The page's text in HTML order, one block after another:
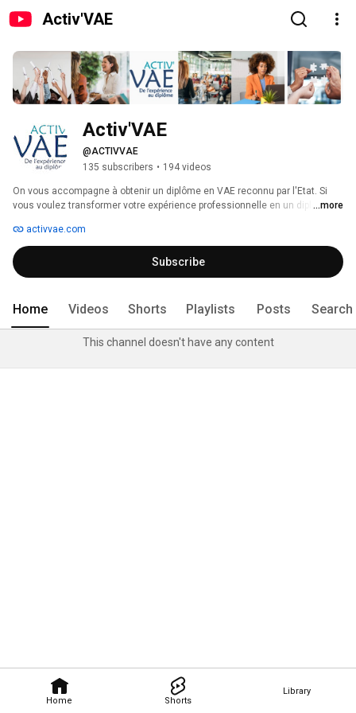
Activ'VAE
Home Shorts
Library
Activ'VAE
@ACTIVVAE
135 subscribers • 194 videos
On vous accompagne à obtenir un diplôme en VAE reconnu par l'Etat. Si
vous voulez transformer votre expérience professionnelle en un diplôme ,
demander votre premier rendez-vous offert sur activvae.com
...more
activvae.com
Subscribe
Home Videos Shorts Playlists Posts Search
This channel doesn't have any content